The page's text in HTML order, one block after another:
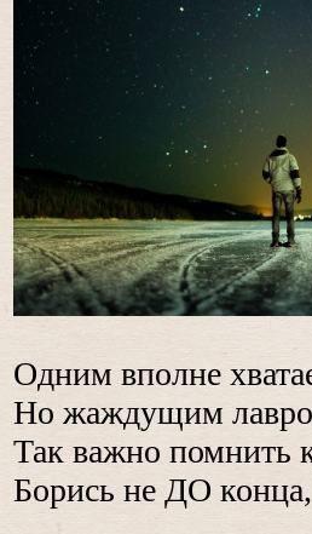
Одним вполне
Но жаждущим
Так важно помнить
Борись не ДО